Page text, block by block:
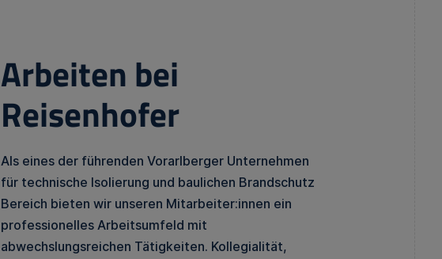
Arbeiten bei
Reisenhofer
Als eines der führenden Vorarlberger Unternehmen
für technische Isolierung und baulichen Brandschutz
Bereich bieten wir unseren Mitarbeiter:innen ein
professionelles Arbeitsumfeld mit
abwechslungsreichen Tätigkeiten. Kollegialität,